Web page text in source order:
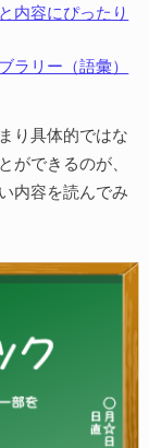
内容にぴったり
ラリー（語彙）
り具体的ではな
ができるのが、
内容を読んでみ